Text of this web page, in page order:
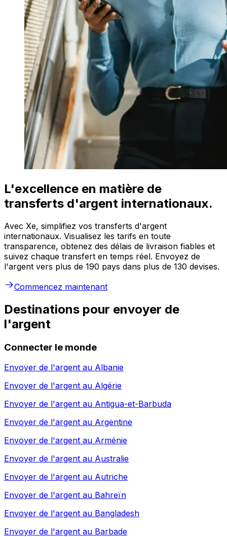
L'excellence en matière de
transferts d'argent internationaux.
Avec Xe, simplifiez vos transferts d'argent
internationaux. Visualisez les tarifs en toute
transparence, obtenez des délais de livraison fiables et
suivez chaque transfert en temps réel. Envoyez de
l'argent vers plus de 190 pays dans plus de 130 devises.
Commencez maintenant
Destinations pour envoyer de
l'argent
Connecter le monde
Envoyer de l'argent au Albanie
Envoyer de l'argent au Algérie
Envoyer de l'argent au Antigua-et-Barbuda
Envoyer de l'argent au Argentine
Envoyer de l'argent au Arménie
Envoyer de l'argent au Australie
Envoyer de l'argent au Autriche
Envoyer de l'argent au Bahreïn
Envoyer de l'argent au Bangladesh
Envoyer de l'argent au Barbade